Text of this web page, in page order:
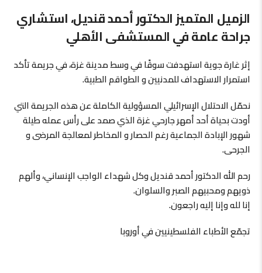
الزميل المتميز الدكتور أحمد قنديل، استشاري
جراحة عامة في المستشفى الأهلي
إثر غارة جوية استهدفت سوقًا في وسط مدينة غزة، في جريمة تأكد
استمرار الاستهداف للمدنيين و الطواقم الطبية.
نحمّل الاحتلال الإسرائيلي المسؤولية الكاملة عن هذه الجريمة التي
أودت بحياة أحد أمهر جارحي غزة الذي صمد على رأس عمله طيلة
شهور الإبادة الجماعية رغم الحصار و المخاطر لمعالجة المرضى و
الجرحى.
رحم الله الدكتور أحمد قنديل وكل شهداء الواجب الإنساني، وألهم
ذويهم ومحبيهم الصبر والسلوان.
إنا لله وإنا إليه راجعون.
تجمّع الأطباء الفلسطينيين في أوروبا